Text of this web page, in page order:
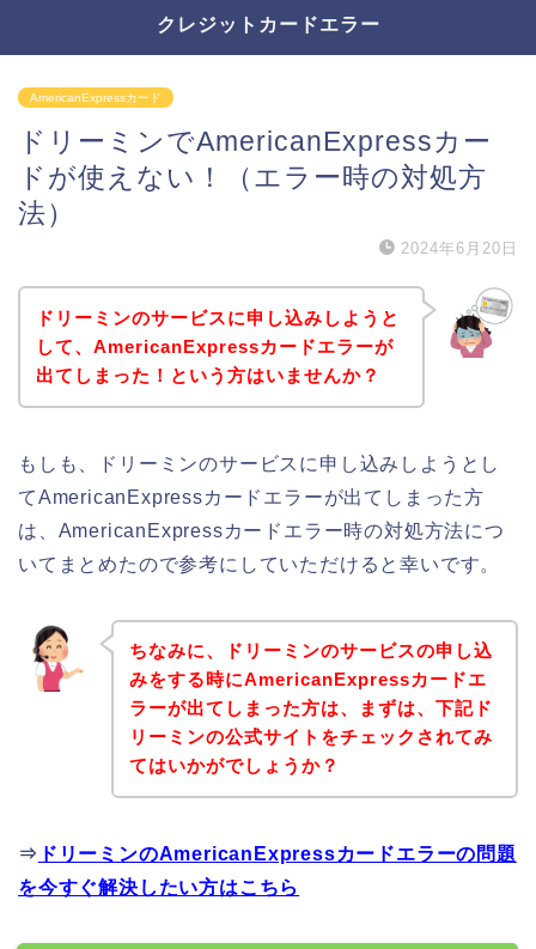
クレジットカードエラー
AmericanExpressカード
ドリーミンでAmericanExpressカー
ドが使えない！（エラー時の対処方
法）
2024年6月20日
ドリーミンのサービスに申し込みしようと
して、AmericanExpressカードエラーが
出てしまった！という方はいませんか？
もしも、ドリーミンのサービスに申し込みしようとし
てAmericanExpressカードエラーが出てしまった方
は、AmericanExpressカードエラー時の対処方法につ
いてまとめたので参考にしていただけると幸いです。
ちなみに、ドリーミンのサービスの申し込
みをする時にAmericanExpressカードエ
ラーが出てしまった方は、まずは、下記ド
リーミンの公式サイトをチェックされてみ
てはいかがでしょうか？
⇒ ドリーミンのAmericanExpressカードエラーの問題
を今すぐ解決したい方はこちら